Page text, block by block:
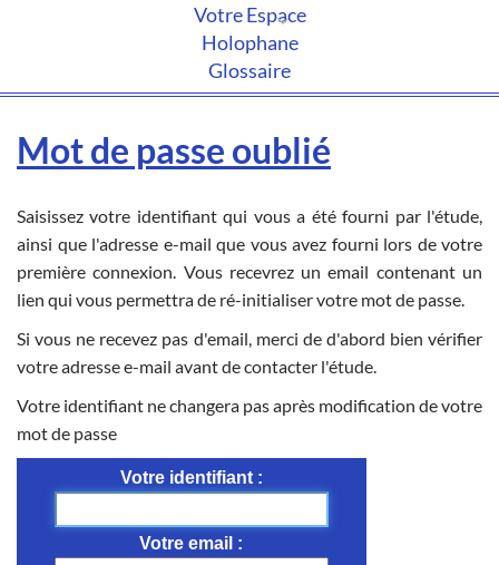
Votre Espace
Holophane
Glossaire
Mot de passe oublié
Saisissez votre identifiant qui vous a été fourni par l'étude,
ainsi que l'adresse e-mail que vous avez fourni lors de votre
première connexion. Vous recevrez un email contenant un
lien qui vous permettra de ré-initialiser votre mot de passe.
Si vous ne recevez pas d'email, merci de d'abord bien vérifier
votre adresse e-mail avant de contacter l'étude.
Votre identifiant ne changera pas après modification de votre
mot de passe
Votre identifiant
Votre email